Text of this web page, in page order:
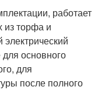
работает
из торфа и
основного
для
после полного